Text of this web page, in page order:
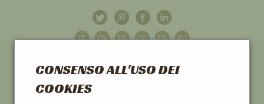
CONSENSO ALL'USO DEI
COOKIES